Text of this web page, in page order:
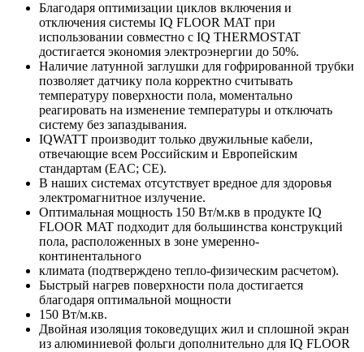
Благодаря оптимизации циклов включения и
отключения системы IQ FLOOR MAT при
использовании совместно с IQ THERMOSTAT
достигается экономия электроэнергии до 50%.
Наличие латунной заглушки для гофрированной трубки
позволяет датчику пола корректно считывать
температуру поверхности пола, моментально
реагировать на изменение температуры и отключать
систему без запаздывания.
IQWATT производит только двужильные кабели,
отвечающие всем Российским и Европейским
стандартам (EAC; СE).
В наших системах отсутствует вредное для здоровья
электромагнитное излучение.
Оптимальная мощность 150 Вт/м.кв в продукте IQ
FLOOR MAT подходит для большинства конструкций
пола, расположенных в зоне умеренно-
континентального
климата (подтверждено тепло-физическим расчетом).
Быстрый нагрев поверхности пола достигается
благодаря оптимальной мощности
150 Вт/м.кв.
Двойная изоляция токоведущих жил и сплошной экран
из алюминиевой фольги дополнительно для IQ FLOOR